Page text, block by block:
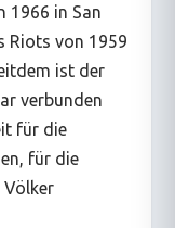
1966 in San
Riots von 1959
ist der
verbunden
für die
für die